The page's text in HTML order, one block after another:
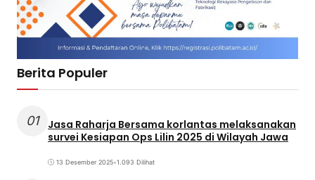
Berita Populer
01
Jasa Raharja Bersama korlantas melaksanakan
survei Kesiapan Ops Lilin 2025 di Wilayah Jawa
13 Desember 2025•1.093 Dilihat